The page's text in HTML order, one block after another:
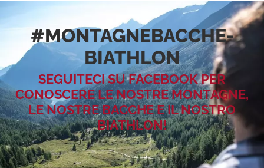
#MONTAGNEBACCHE­
BIATHLON
SEGUITECI SU FACEBOOK PER
CONOSCERE LE NOSTRE MONTAGNE,
LE NOSTRE BACCHE E IL NOSTRO
BIATHLON!